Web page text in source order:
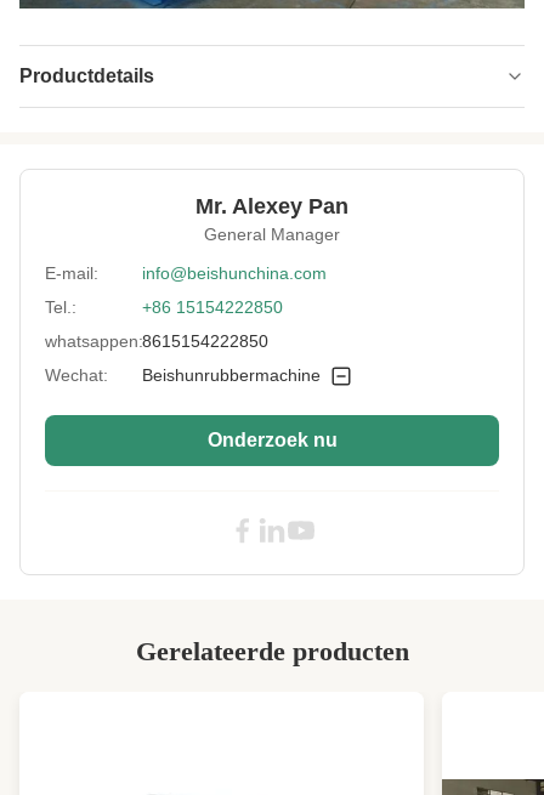
Productdetails
PLC-besturing
Warranty: 2 jaar
Applicable
Productiefabriek
Hydraulische ram-stijl rubberen
Mr. Alexey Pan
General Manager
E-mail:
info@beishunchina.com
Tel.:
+86 15154222850
whatsappen:8615154222850
Wechat:
Beishunrubbermachine
Onderzoek nu
Gerelateerde producten